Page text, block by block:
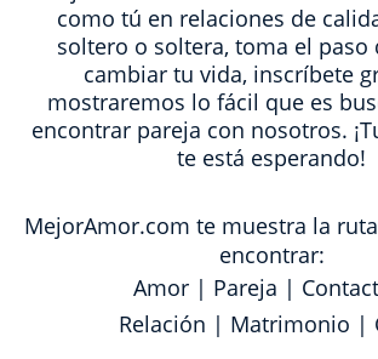
como tú en relaciones de
soltero o soltera, toma el paso
cambiar tu vida, inscríbete
mostraremos lo fácil que es
encontrar pareja con nosotros.
te está esperando!
MejorAmor.com te muestra la
encontrar:
Amor| Pareja |
Relación | Matrimonio |